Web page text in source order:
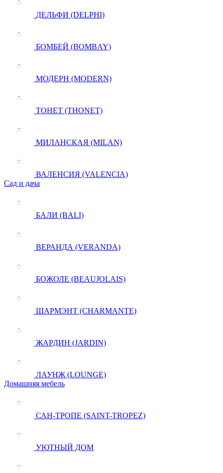
ДЕЛЬФИ (DELPHI)
БОМБЕЙ (BOMBAY)
МОДЕРН (MODERN)
ТОНЕТ (THONET)
МИЛАНСКАЯ (MILAN)
ВАЛЕНСИЯ (VALENCIA)
Сад и дача
БАЛИ (BALI)
ВЕРАНДА (VERANDA)
БОЖОЛЕ (BEAUJOLAIS)
ШАРМЭНТ (CHARMANTE)
ЖАРДИН (JARDIN)
ЛАУНЖ (LOUNGE)
Домашняя мебель
САН-ТРОПЕ (SAINT-TROPEZ)
УЮТНЫЙ ДОМ